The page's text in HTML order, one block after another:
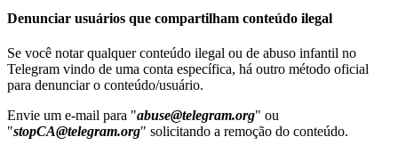
Denunciar usuários que compartilham conteúdo ilegal
Se você notar qualquer conteúdo ilegal ou de abuso infantil no
Telegram vindo de uma conta específica, há outro método oficial
para denunciar o conteúdo/usuário.
Envie um e‑mail para "abuse@telegram.org" ou
"stopCA@telegram.org" solicitando a remoção do conteúdo.